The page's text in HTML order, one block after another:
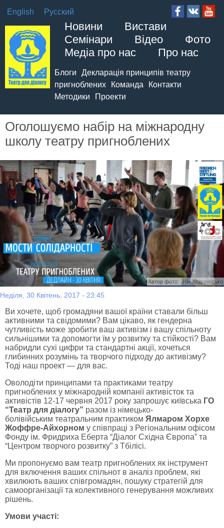
Новини
Вистави
Семінари
Відео
Фото
Медіа про нас
Про нас
Блоги
Декларація принципів театру
пригноблених
Команда
Контакти
Методики
Проекти
English Русский
Оголошуємо набір на міжнародну
школу театру пригноблених
Автор фото: Нін Ходорівсько
Неділя, 30 Квітень, 2017 - 23:45
Ви хочете, щоб громадяни вашої країни ставали більш
активними та свідомими? Вам цікаво, як гендерна
чутливість може зробити ваш активізм і вашу спільноту
сильнішими та допомогти їм у розвитку та стійкості? Вам
набридли сухі цифри та стандартні акції, хочеться
глибинних розумінь та творчого підходу до активізму?
Тоді наш проект — для вас.
Оволодіти принципами та практиками театру
пригноблених у міжнародній компанії активісток та
активістів 12-17 червня 2017 року запрошує київська ГО
“Театр для діалогу” разом із німецько-
болівійським театральним практиком Ялмаром Хорхе
Жоффре-Айхорном у співпраці з Регіональним офісом
Фонду ім. Фридриха Еберта “Діалог Східна Європа” та
“Центром творчого розвитку” з Тбілісі.
Ми пропонуємо вам театр пригноблених як інструмент
для включення ваших спільнот в аналіз проблем, які
хвилюють ваших співгромадян, пошуку стратегій для
самоорганізації та колективного генерування можливих
рішень.
Умови участі: